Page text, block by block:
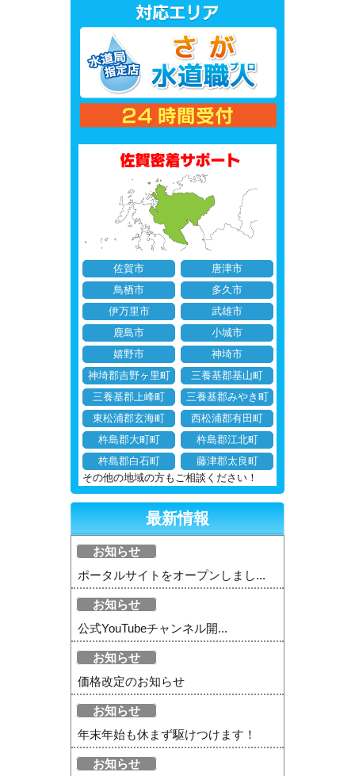
佐賀市
唐津市
鳥栖市
多久市
伊万里市
武雄市
鹿島市
小城市
嬉野市
神埼市
神埼郡吉野ヶ里町
三養基郡基山町
三養基郡上峰町
三養基郡みやき町
東松浦郡玄海町
西松浦郡有田町
杵島郡大町町
杵島郡江北町
杵島郡白石町
藤津郡太良町
その他の地域の方もご相談ください！
最新情報
お知らせ
ポータルサイトをオープンしまし...
お知らせ
公式YouTubeチャンネル開...
お知らせ
価格改定のお知らせ
お知らせ
年末年始も休まず駆けつけます！
お知らせ